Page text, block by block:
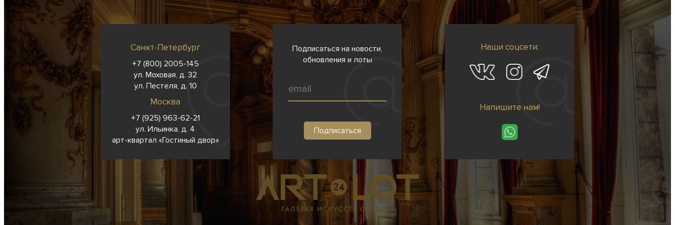
Санкт-Петербург
+7 (800) 2005-145
ул. Моховая, д. 32
ул. Пестеля, д. 10
Москва
+7 (925) 963-62-21
ул. Ильинка, д. 4
арт-квартал «Гостиный двор»
Подписаться на новости,
обновления и лоты
Наши соцсети:
Напишите нам!